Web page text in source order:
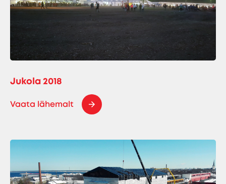
Jukola 2018
Vaata lähemalt